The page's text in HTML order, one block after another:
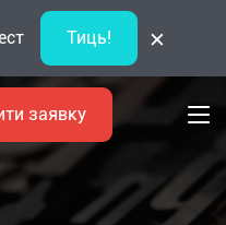
Тиць! ×
заявку